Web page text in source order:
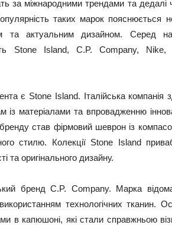
за міжнародними трендами та дедалі
таких марок пояснюється
та актуальним дизайном. Серед
Stone Island, C.P. Company, Nike,
є Stone Island. Італійська компанія
із матеріалами та впровадженню
став фірмовий шеврон із
стилю. Колекції Stone Island
та оригінального дизайну.
бренд C.P. Company. Марка
технологічних тканин.
в капюшоні, які стали справжньою